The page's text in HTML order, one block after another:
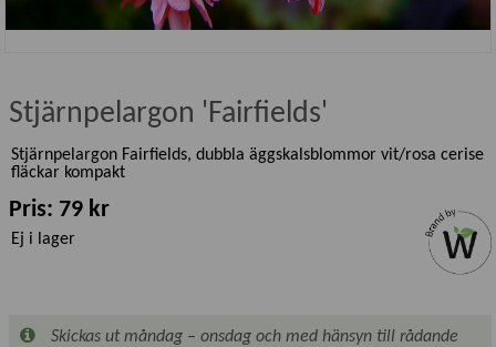
Stjärnpelargon 'Fairfields'
Stjärnpelargon Fairfields, dubbla äggskalsblommor vit/rosa cerise
fläckar kompakt
Pris: 79 kr
Ej i lager
Skickas ut måndag – onsdag och med hänsyn till rådande